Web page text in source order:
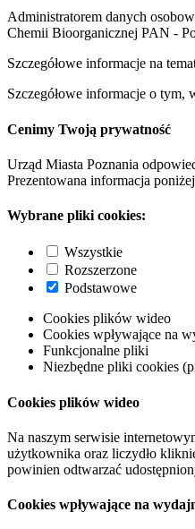
Administratorem danych
Chemii Bioorganicznej PAN -
Szczegółowe informacje na
Szczegółowe informacje o tym,
Cenimy Twoją prywatność
Urząd Miasta Poznania
Prezentowana informacja
Wybrane pliki cookies:
Wszystkie
Rozszerzone
Podstawowe
Cookies plików wideo
Cookies wpływające na
Funkcjonalne pliki
Niezbędne pliki cookies
Cookies plików wideo
Na naszym serwisie
użytkownika oraz liczydło
powinien odtwarzać
Cookies wpływające na